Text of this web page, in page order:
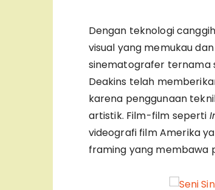
Dengan teknologi
visual yang memukau
sinematografer ternama
Deakins telah
karena penggunaan
artistik. Film-film seperti
videografi film Amerika
framing yang membawa